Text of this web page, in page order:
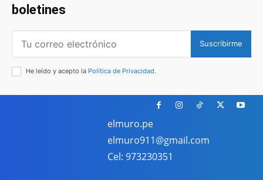
boletines
Suscribirme
He leído y acepto la Política de Privacidad.
elmuro.pe
elmuro911@gmail.com
Cel: 973230351